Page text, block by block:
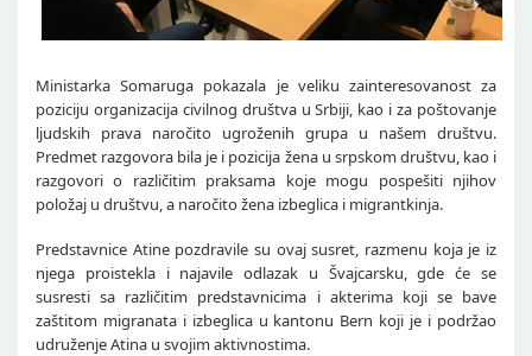
Ministarka Somaruga pokazala je veliku zainteresovanost za
poziciju organizacija civilnog društva u Srbiji, kao i za poštovanje
ljudskih prava naročito ugroženih grupa u našem društvu.
Predmet razgovora bila je i pozicija žena u srpskom društvu, kao i
razgovori o različitim praksama koje mogu pospešiti njihov
položaj u društvu, a naročito žena izbeglica i migrantkinja.
Predstavnice Atine pozdravile su ovaj susret, razmenu koja je iz
njega proistekla i najavile odlazak u Švajcarsku, gde će se
susresti sa različitim predstavnicima i akterima koji se bave
zaštitom migranata i izbeglica u kantonu Bern koji je i podržao
udruženje Atina u svojim aktivnostima.